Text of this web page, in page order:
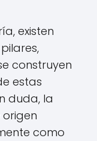
existen
construyen
estas
duda, la
origen
como